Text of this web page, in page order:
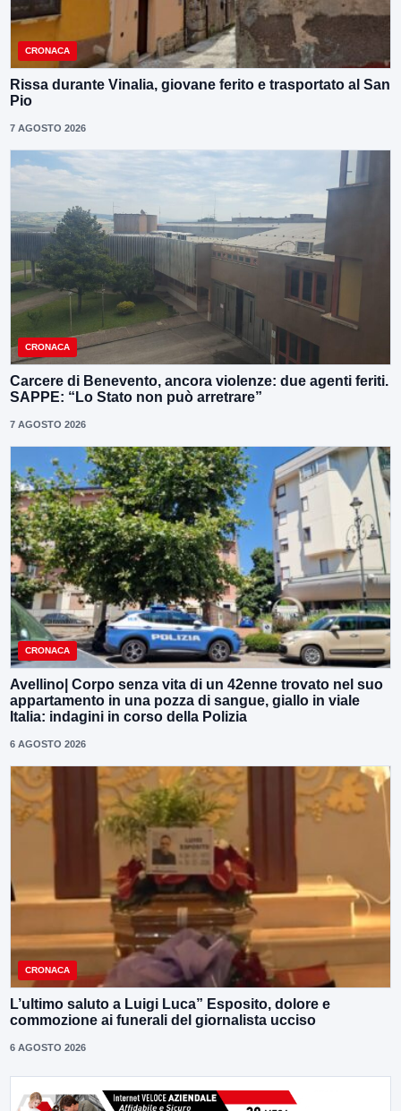
CRONACA
Rissa durante Vinalia, giovane ferito e trasportato al San
Pio
7 AGOSTO 2026
CRONACA
Carcere di Benevento, ancora violenze: due agenti feriti.
SAPPE: “Lo Stato non può arretrare”
7 AGOSTO 2026
CRONACA
Avellino| Corpo senza vita di un 42enne trovato nel suo
appartamento in una pozza di sangue, giallo in viale
Italia: indagini in corso della Polizia
6 AGOSTO 2026
CRONACA
L’ultimo saluto a Luigi Luca” Esposito, dolore e
commozione ai funerali del giornalista ucciso
6 AGOSTO 2026